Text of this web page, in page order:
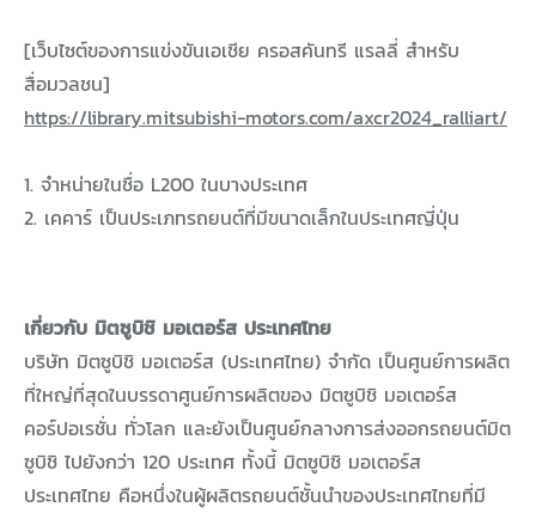
[เว็บไซต์ของการแข่งขันเอเชีย ครอสคันทรี แรลลี่ สำหรับ
สื่อมวลชน]
https://library.mitsubishi-motors.com/axcr2024_ralliart/
1. จำหน่ายในชื่อ L200 ในบางประเทศ
2. เคคาร์ เป็นประเภทรถยนต์ที่มีขนาดเล็กในประเทศญี่ปุ่น
เกี่ยวกับ มิตซูบิชิ มอเตอร์ส ประเทศไทย
บริษัท มิตซูบิชิ มอเตอร์ส (ประเทศไทย) จำกัด เป็นศูนย์การผลิต
ที่ใหญ่ที่สุดในบรรดาศูนย์การผลิตของ มิตซูบิชิ มอเตอร์ส
คอร์ปอเรชั่น ทั่วโลก และยังเป็นศูนย์กลางการส่งออกรถยนต์มิต
ซูบิชิ ไปยังกว่า 120 ประเทศ ทั้งนี้ มิตซูบิชิ มอเตอร์ส
ประเทศไทย คือหนึ่งในผู้ผลิตรถยนต์ชั้นนำของประเทศไทยที่มี